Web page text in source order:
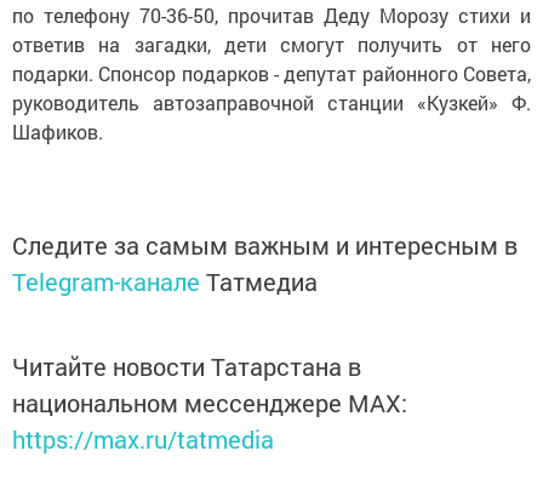
по телефону 70-36-50, прочитав Деду Морозу стихи и
ответив на загадки, дети смогут получить от него
подарки. Спонсор подарков - депутат районного Совета,
руководитель автозаправочной станции «Кузкей» Ф.
Шафиков.
Следите за самым важным и интересным в
Telegram-канале Татмедиа
Читайте новости Татарстана в
национальном мессенджере MАХ:
https://max.ru/tatmedia